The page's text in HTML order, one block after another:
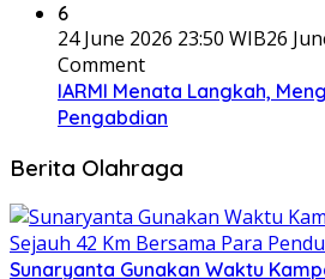
6
24 June 2026 23:50 WIB26
Comment
IARMI Menata Langkah,
Pengabdian
Berita Olahraga
Sunaryanta Gunakan Waktu